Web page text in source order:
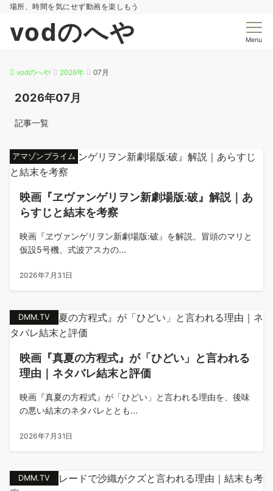
場所、時間を気にせず動画を楽しもう
vodのへや Menu
vodのへや 2026年 07月
2026年07月
記事一覧
アマゾンプライム
映画『ヱヴァンゲリヲン新劇場版:破』解説｜あ
らすじと結末を考察
映画『ヱヴァンゲリヲン新劇場版:破』を解説。冒頭のマリと
仮設5号機、式波アスカの...
2026年7月31日
DMM.TV
映画『真夏の方程式』が「ひどい」と言われる
理由｜ネタバレ結末と評価
映画『真夏の方程式』が「ひどい」と言われる理由を、後味
の悪い結末のネタバレととも...
2026年7月31日
DMM.TV